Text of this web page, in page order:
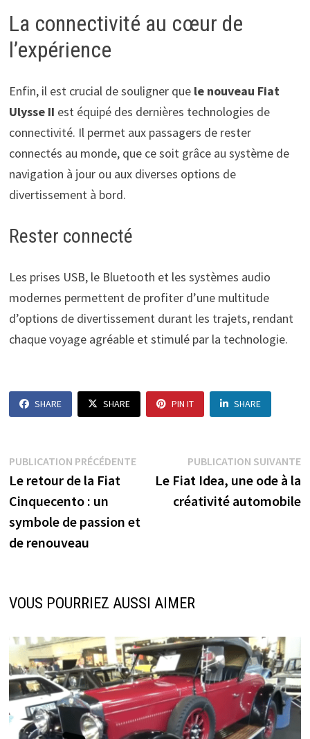
La connectivité au cœur de
l’expérience
Enfin, il est crucial de souligner quele nouveau Fiat
Ulysse II est équipé des dernières technologies de
connectivité. Il permet aux passagers de rester
connectés au monde, que ce soit grâce au système de
navigation à jour ou aux diverses options de
divertissement à bord.
Rester connecté
Les prises USB, le Bluetooth et les systèmes audio
modernes permettent de profiter d’une multitude
d’options de divertissement durant les trajets, rendant
chaque voyage agréable et stimulé par la technologie.
SHARE SHARE PIN IT SHARE
Navigation
de
l’article
PUBLICATION PRÉCÉDENTEPublication
précédente :
Le retour de la Fiat
Cinquecento : un
symbole de passion et
de renouveau
PUBLICATION SUIVANTE
Le Fiat Idea, une ode à la
créativité automobile
VOUS POURRIEZ AUSSI AIMER